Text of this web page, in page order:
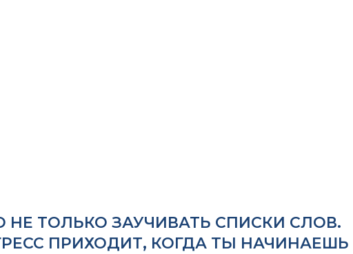
НЕ ТОЛЬКО ЗАУЧИВАТЬ СПИСКИ СЛОВ.
ПРИХОДИТ, КОГДА ТЫ НАЧИНАЕШЬ